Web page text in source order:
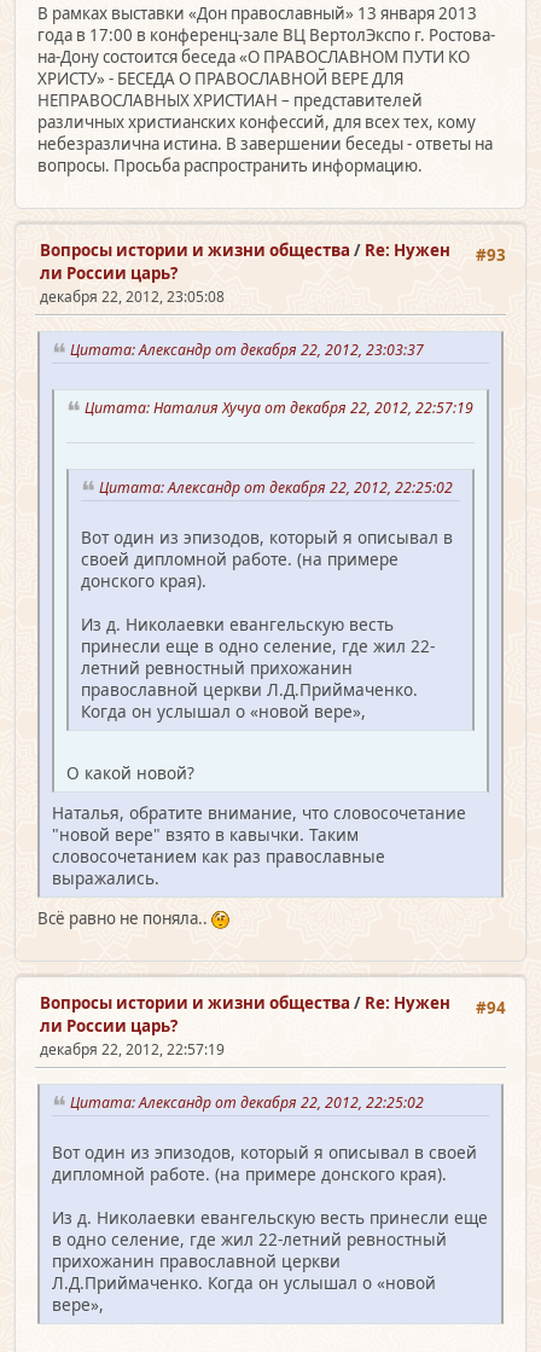
В рамках выставки «Дон православный» 13 января 2013
года в 17:00 в конференц-зале ВЦ ВертолЭкспо г. Ростова-
на-Дону состоится беседа «О ПРАВОСЛАВНОМ ПУТИ КО
ХРИСТУ» - БЕСЕДА О ПРАВОСЛАВНОЙ ВЕРЕ ДЛЯ
НЕПРАВОСЛАВНЫХ ХРИСТИАН – представителей
различных христианских конфессий, для всех тех, кому
небезразлична истина. В завершении беседы - ответы на
вопросы. Просьба распространить информацию.
#93
Вопросы истории и жизни общества/ Re: Нужен
ли России царь?
декабря 22, 2012, 23:05:08
Цитата: Александр от декабря 22, 2012, 23:03:37
Цитата: Наталия Хучуа от декабря 22, 2012, 22:57:19
Цитата: Александр от декабря 22, 2012, 22:25:02
Вот один из эпизодов, который я описывал в
своей дипломной работе. (на примере
донского края).
Из д. Николаевки евангельскую весть
принесли еще в одно селение, где жил 22-
летний ревностный прихожанин
православной церкви Л.Д.Приймаченко.
Когда он услышал о «новой вере»,
О какой новой?
Наталья, обратите внимание, что словосочетание
"новой вере" взято в кавычки. Таким
словосочетанием как раз православные
выражались.
Всё равно не поняла..
#94
Вопросы истории и жизни общества / Re: Нужен
ли России царь?
декабря 22, 2012, 22:57:19
Цитата: Александр от декабря 22, 2012, 22:25:02
Вот один из эпизодов, который я описывал в своей
дипломной работе. (на примере донского края).
Из д. Николаевки евангельскую весть принесли еще
в одно селение, где жил 22-летний ревностный
прихожанин православной церкви
Л.Д.Приймаченко. Когда он услышал о «новой
вере»,